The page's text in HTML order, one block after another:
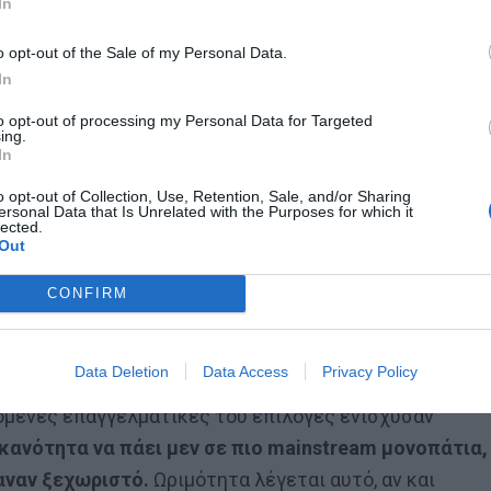
opt-out of the Sale of my Personal Data.
opt-out of processing my Personal Data for Targeted
opt-out of Collection, Use, Retention, Sale, and/or Sharing
Data that Is Unrelated with the Purposes for which it
CONFIRM
Data Deletion Data Access Privacy Policy
νέα αρχή. Στο
βίντεο στην ιστορία του ελληνικού Tube. Με
να είναι κατακριτέο, προφανώς.
Λαμπρόπουλος είχε αλλάξει πίστα και η
επαγγελματικές του επιλογές ενίσχυσαν
να πάει μεν σε πιο mainstream μονοπάτια,
ξεχωριστό. Ωριμότητα λέγεται αυτό, αν και